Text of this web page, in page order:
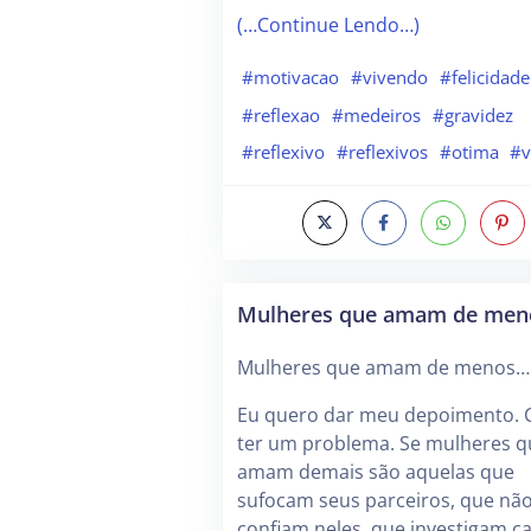
(…Continue Lendo…)
#motivacao #vivendo #felicidade
#reflexao #medeiros #gravidez
#reflexivo #reflexivos #otima
Mulheres que amam de
Mulheres que amam de menos…
Eu quero dar meu depoimento.
ter um problema. Se mulheres
amam demais são aquelas que
sufocam seus parceiros, que